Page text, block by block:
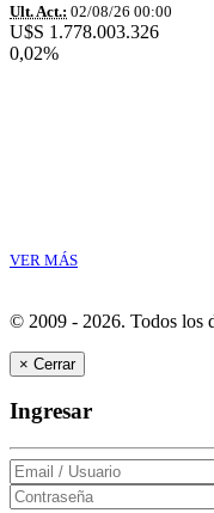
Ult. Act.: 02/08/26 00:00
U$S 1.778.003.326
0,02%
VER MÁS
© 2009 - 2026. Todos los
× Cerrar
Ingresar